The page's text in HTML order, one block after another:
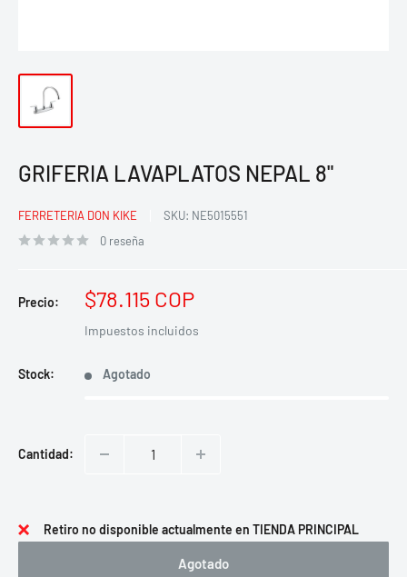
GRIFERIA LAVAPLATOS NEPAL 8"
FERRETERIA DON KIKE SKU: NE5015551
0 reseña
Precio:
Precio
de
venta
$78.115 COP
Impuestos incluidos
Stock: Agotado
Cantidad:
Retiro no disponible actualmente en TIENDA PRINCIPAL
Agotado